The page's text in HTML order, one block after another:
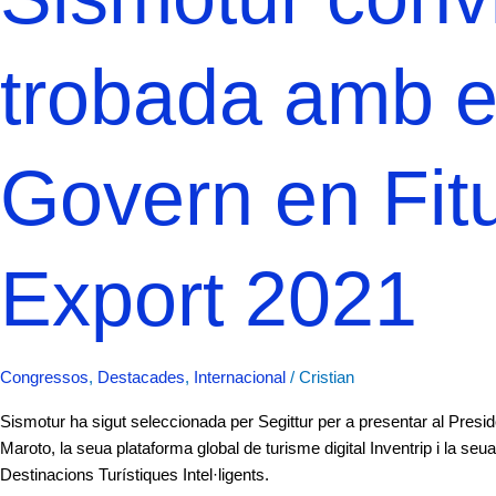
trobada amb
Govern en
Export 2021
Congressos, Destacades, Internacional / Cristian
Sismotur ha sigut seleccionada per Segittur per a presentar al
Maroto, la seua plataforma global de turisme digital Inventrip i la
Destinacions Turístiques Intel·ligents.